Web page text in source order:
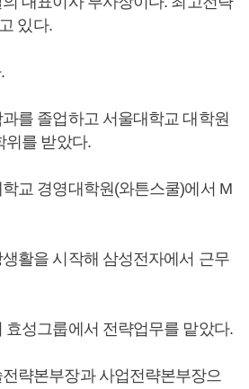
있다.
를 졸업하고 서울대학교 대학원
위를 받았다.
교 경영대학원(와튼스쿨)에서 M
활을 시작해 삼성전자에서 근무
효성그룹에서 전략업무를 맡았다.
략본부장과 사업전략본부장으